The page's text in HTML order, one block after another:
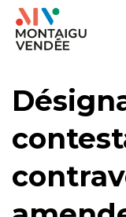
Gestion des traceurs
Aller
Aller
contenu
Aller
pied